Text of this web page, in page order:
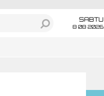
SABTU
8 08 2026